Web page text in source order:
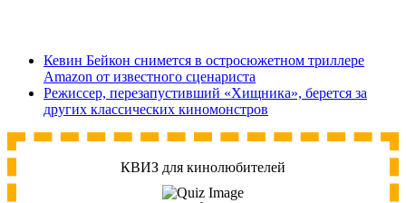
Кевин Бейкон снимется в остросюжетном триллере
Amazon от известного сценариста
Режиссер, перезапустивший «Хищника», берется за
других классических киномонстров
КВИЗ для кинолюбителей